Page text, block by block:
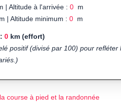
| Altitude à l'arrivée : 0 m
| Altitude minimum : 0m
0 km (effort)
(divisé par 100) pour refléter